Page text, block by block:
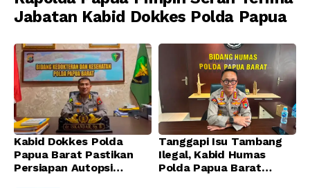
Jabatan Kabid Dokkes Polda Papua
Kabid Dokkes Polda
Papua Barat Pastikan
Persiapan Autopsi
Tanggapi Isu Tambang
Ilegal, Kabid Humas
Polda Papua Barat